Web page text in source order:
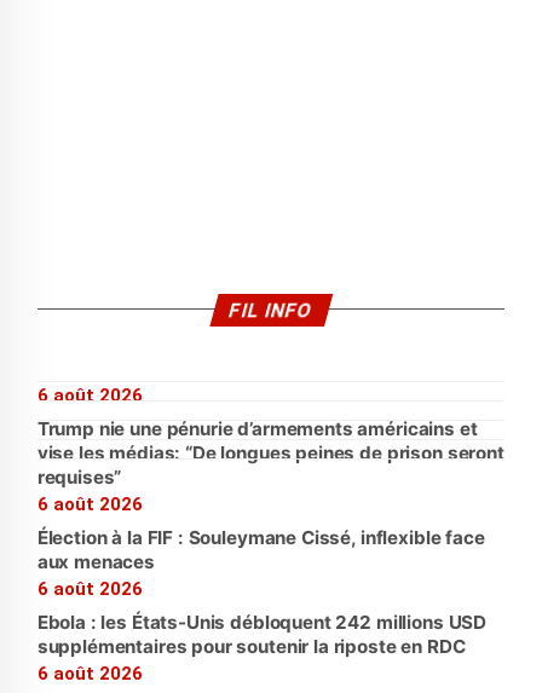
FIL INFO
6 août 2026
Trump nie une pénurie d’armements américains et
vise les médias: “De longues peines de prison seront
requises”
6 août 2026
Élection à la FIF : Souleymane Cissé, inflexible face
aux menaces
6 août 2026
Ebola : les États-Unis débloquent 242 millions USD
supplémentaires pour soutenir la riposte en RDC
6 août 2026